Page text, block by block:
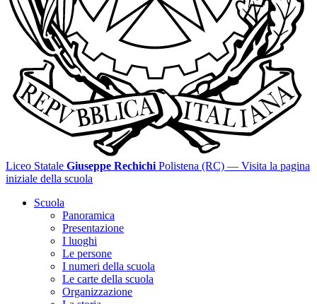
Liceo Statale Giuseppe Rechichi Polistena (RC) — Visita la pagina
iniziale della scuola
Scuola
Panoramica
Presentazione
I luoghi
Le persone
I numeri della scuola
Le carte della scuola
Organizzazione